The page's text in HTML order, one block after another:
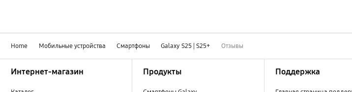
Home Мобильные устройства Смартфоны Galaxy S25 | S25+ Отзывы
Интернет-магазин Продукты Поддержка